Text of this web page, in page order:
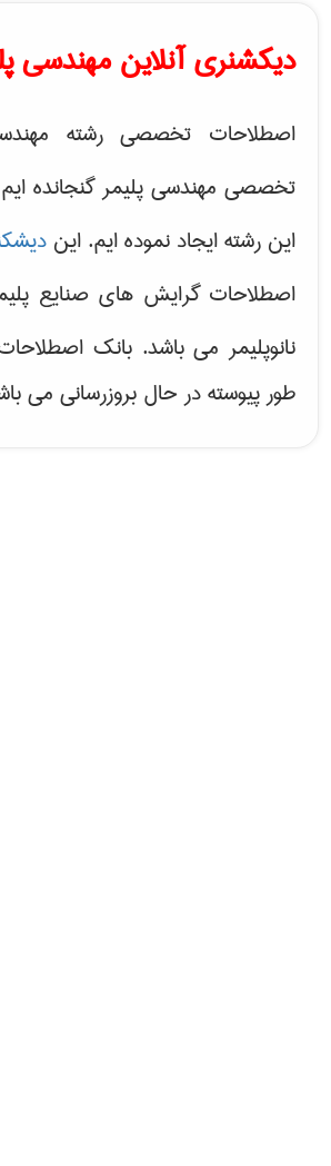
دیکشنری آنلاین مهندسی
اصطلاحات تخصصی رشته
تخصصی مهندسی پلیمر گنجانده
این رشته ایجاد نموده ایم. این
اصطلاحات گرایش هایصنایع
نانوپلیمر می باشد. بانک
طور پیوسته در حال بروزرسانی می